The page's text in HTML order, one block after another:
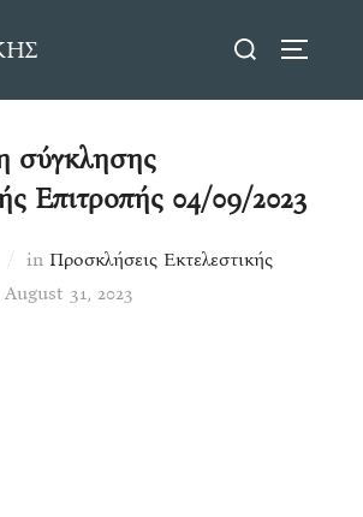
Search
σύγκλησης
Επιτροπής 04/09/2023
in Προσκλήσεις Εκτελεστικής
Posted
August 31, 2023